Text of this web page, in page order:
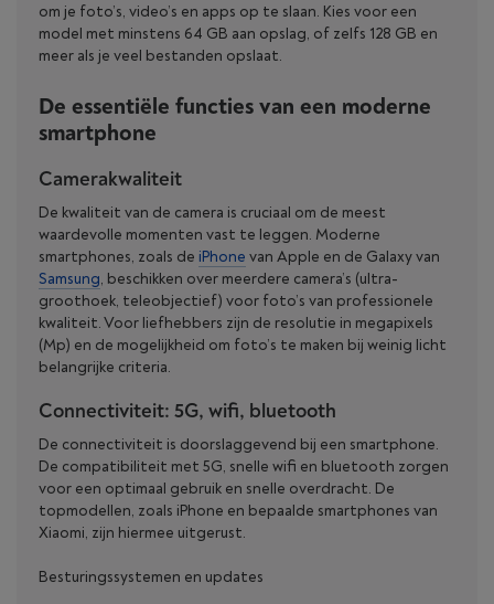
om je foto’s, video’s en apps op te slaan. Kies voor een
model met minstens 64 GB aan opslag, of zelfs 128 GB en
meer als je veel bestanden opslaat.
De essentiële functies van een moderne
smartphone
Camerakwaliteit
De kwaliteit van de camera is cruciaal om de meest
waardevolle momenten vast te leggen. Moderne
smartphones, zoals de iPhone van Apple en de Galaxy van
Samsung, beschikken over meerdere camera’s (ultra-
groothoek, teleobjectief) voor foto’s van professionele
kwaliteit. Voor liefhebbers zijn de resolutie in megapixels
(Mp) en de mogelijkheid om foto’s te maken bij weinig licht
belangrijke criteria.
Connectiviteit: 5G, wifi, bluetooth
De connectiviteit is doorslaggevend bij een smartphone.
De compatibiliteit met 5G, snelle wifi en bluetooth zorgen
voor een optimaal gebruik en snelle overdracht. De
topmodellen, zoals iPhone en bepaalde smartphones van
Xiaomi, zijn hiermee uitgerust.
Besturingssystemen en updates